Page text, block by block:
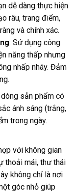
dễ dàng thực hiện
râu, trang điểm,
và chính xác.
: Sử dụng công
năng thấp nhưng
nhấp nháy. Đảm
dòng sản phẩm có
ánh sáng (trắng,
trong ngày.
với không gian
thoải mái, thư thái
không chỉ là nơi
góc nhỏ giúp